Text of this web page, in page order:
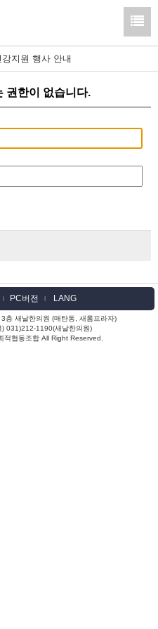
지원 행사 안내
권한이 없습니다.
l PC버전 l LANG
층 새날한의원 (매탄동, 새롬프라자)
031)212-1190(새날한의원)
적협동조합 All Right Reserved.